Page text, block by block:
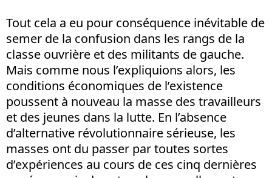
Tout cela a eu pour conséquence inévitable de
semer de la confusion dans les rangs de la
classe ouvrière et des militants de gauche.
Mais comme nous l’expliquions alors, les
conditions économiques de l’existence
poussent à nouveau la masse des travailleurs
et des jeunes dans la lutte. En l’absence
d’alternative révolutionnaire sérieuse, les
masses ont du passer par toutes sortes
d’expériences au cours de ces cinq dernières